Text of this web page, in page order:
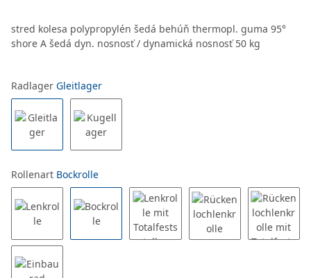
stred kolesa polypropylén šedá behúň thermopl. guma 95°
shore A šedá dyn. nosnosť / dynamická nosnosť 50 kg
Radlager Gleitlager
Rollenart Bockrolle